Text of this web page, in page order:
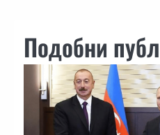
Подобни